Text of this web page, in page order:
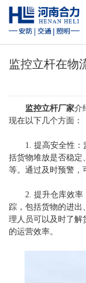
监控立杆在物
监控立杆厂家介
现在以下几个方面：
1. 提高安全性
括货物堆放是否稳定
等。通过及时预警，
2. 提升仓库效
踪，包括货物的进出
理人员可以及时了解
的运营效率。